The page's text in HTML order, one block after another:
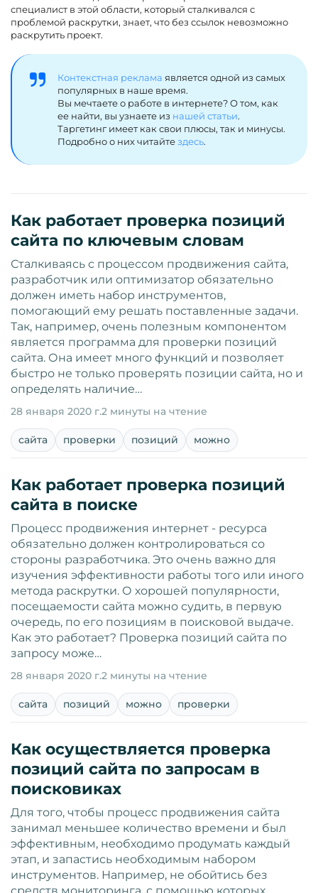
специалист в этой области, который сталкивался с
проблемой раскрутки, знает, что без ссылок невозможно
раскрутить проект.
Контекстная реклама является одной из самых
популярных в наше время.
Вы мечтаете о работе в интернете? О том, как
ее найти, вы узнаете из нашей статьи.
Таргетинг имеет как свои плюсы, так и минусы.
Подробно о них читайтездесь.
Как работает проверка позиций
сайта по ключевым словам
Сталкиваясь с процессом продвижения сайта,
разработчик или оптимизатор обязательно
должен иметь набор инструментов,
помогающий ему решать поставленные задачи.
Так, например, очень полезным компонентом
является программа для проверки позиций
сайта. Она имеет много функций и позволяет
быстро не только проверять позиции сайта, но и
определять наличие…
28 января 2020 г.2 минуты на чтение
сайта проверки позиций можно
Как работает проверка позиций
сайта в поиске
Процесс продвижения интернет - ресурса
обязательно должен контролироваться со
стороны разработчика. Это очень важно для
изучения эффективности работы того или иного
метода раскрутки. О хорошей популярности,
посещаемости сайта можно судить, в первую
очередь, по его позициям в поисковой выдаче.
Как это работает? Проверка позиций сайта по
запросу може…
28 января 2020 г.2 минуты на чтение
сайта позиций можно проверки
Как осуществляется проверка
позиций сайта по запросам в
поисковиках
Для того, чтобы процесс продвижения сайта
занимал меньшее количество времени и был
эффективным, необходимо продумать каждый
этап, и запастись необходимым набором
инструментов. Например, не обойтись без